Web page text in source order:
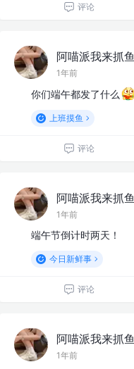
评论
阿喵派我来抓鱼
1年前
你们端午都发了什么
上班摸鱼
评论
阿喵派我来抓鱼
1年前
端午节倒计时两天！
今日新鲜事
评论
阿喵派我来抓鱼
1年前